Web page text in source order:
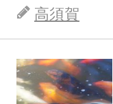
高須賀